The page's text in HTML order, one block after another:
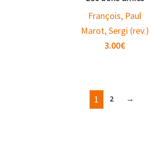
François, Paul
Marot, Sergi (rev.)
3.00€
1 2 →